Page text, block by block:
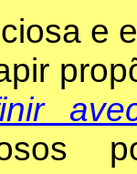
e